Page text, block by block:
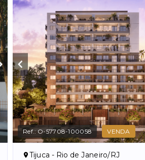
Ref.: O-57708-100058 VENDA
Tijuca - Rio de Janeiro/RJ